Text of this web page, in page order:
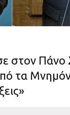
στον Πάνο
τα